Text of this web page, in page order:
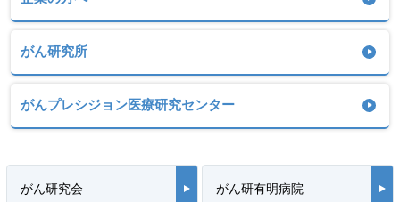
がん研究所
がんプレシジョン医療研究センター
がん研究会 がん研有明病院